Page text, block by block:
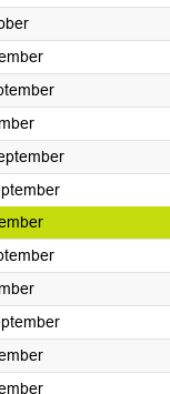
2025
2025
2025
2025
2025
2025
2025
2025
2025
2025
2025
2025